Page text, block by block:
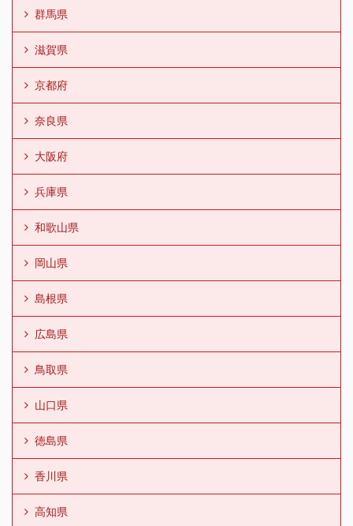
群馬県
滋賀県
京都府
奈良県
大阪府
兵庫県
和歌山県
岡山県
島根県
広島県
鳥取県
山口県
徳島県
香川県
高知県